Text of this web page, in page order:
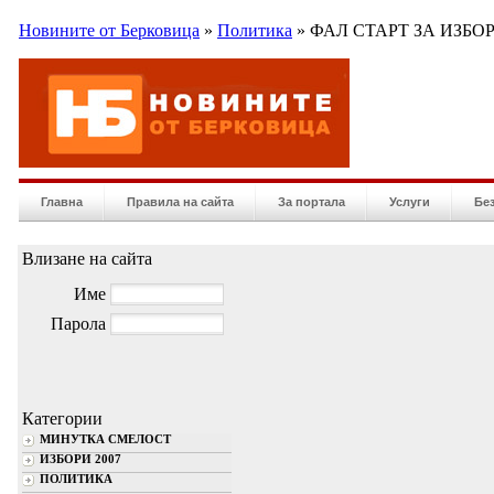
Новините от Берковица » Политика » ФАЛ СТАРТ ЗА
Главна Правила на сайта За портала Услуги
Влизане на сайта
Име
Парола
Категории
МИНУТКА СМЕЛОСТ
ИЗБОРИ 2007
ПОЛИТИКА